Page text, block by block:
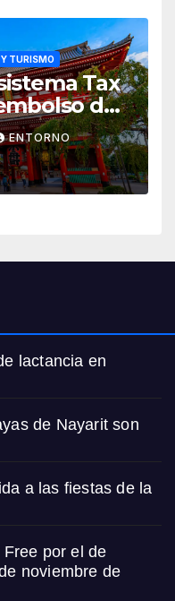
TURISMO
Tax
de
noviembre
ENTORNO
lactancia en
de Nayarit son
a las fiestas de la
por el de
noviembre de